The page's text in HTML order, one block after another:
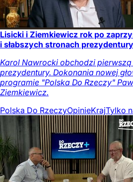
Lisicki i Ziemkiewicz rok po
i słabszych stronach
Karol Nawrocki obchodzi
prezydentury. Dokonania nowej
programie "Polska Do Rzeczy"
Ziemkiewicz.
Polska Do RzeczyOpinieKrajTylko